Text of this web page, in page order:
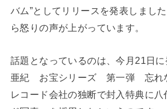
バム”としてリリースを発表しまし
ら怒りの声が上がっています。
話題となっているのは、今月21日
亜紀 お宝シリーズ 第一弾 忘れ
レコード会社の独断で封入特典に